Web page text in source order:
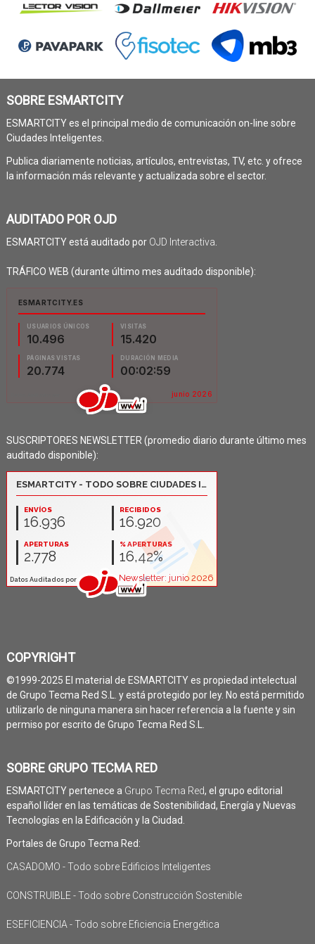
SOBRE ESMARTCITY
ESMARTCITY es el principal medio de comunicación on-line sobre
Ciudades Inteligentes.
Publica diariamente noticias, artículos, entrevistas, TV, etc. y ofrece
la información más relevante y actualizada sobre el sector.
AUDITADO POR OJD
ESMARTCITY está auditado por OJD Interactiva.
TRÁFICO WEB (durante último mes auditado disponible):
SUSCRIPTORES NEWSLETTER (promedio diario durante último mes
auditado disponible):
COPYRIGHT
©1999-2025 El material de ESMARTCITY es propiedad intelectual
de Grupo Tecma Red S.L. y está protegido por ley. No está permitido
utilizarlo de ninguna manera sin hacer referencia a la fuente y sin
permiso por escrito de Grupo Tecma Red S.L.
SOBRE GRUPO TECMA RED
ESMARTCITY pertenece a Grupo Tecma Red, el grupo editorial
español líder en las temáticas de Sostenibilidad, Energía y Nuevas
Tecnologías en la Edificación y la Ciudad.
Portales de Grupo Tecma Red:
CASADOMO - Todo sobre Edificios Inteligentes
CONSTRUIBLE - Todo sobre Construcción Sostenible
ESEFICIENCIA - Todo sobre Eficiencia Energética